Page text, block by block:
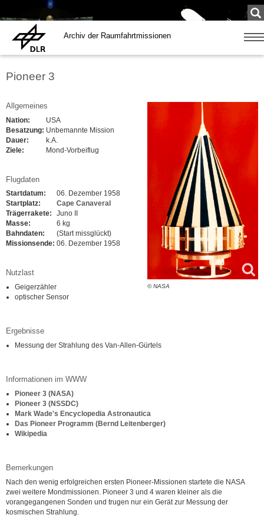
Archiv der Raumfahrtmissionen
Zeige
Pioneer 3
© NASA
Allgemeines
Nation:
USA
Besatzung: Unbemannte Mission
Dauer:
k.A.
Ziele:
Mond-Vorbeiflug
Flugdaten
Startdatum:
06. Dezember 1958
Startplatz:
Cape Canaveral
Trägerrakete:
Juno II
Masse:
6 kg
Bahndaten:
(Start missglückt)
Missionsende: 06. Dezember 1958
Nutzlast
Geigerzähler
optischer Sensor
Ergebnisse
Messung der Strahlung des Van-Allen-Gürtels
Informationen im WWW
Pioneer 3 (NASA)
Pioneer 3 (NSSDC)
Mark Wade's Encyclopedia Astronautica
Das Pioneer Programm (Bernd Leitenberger)
Wikipedia
Bemerkungen
Nach den wenig erfolgreichen ersten Pioneer-Missionen startete die NASA
zwei weitere Mondmissionen. Pioneer 3 und 4 waren kleiner als die
vorangegangenen Sonden und trugen nur ein Gerät zur Messung der
kosmischen Strahlung.